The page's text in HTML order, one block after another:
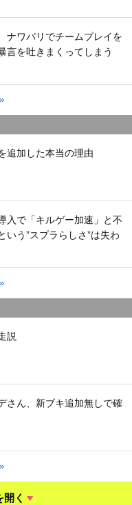
ナワバリでチームプレイを
言を吐きまくってしまう
追加した本当の理由
入で「キルゲー加速」と不
いう”スプラらしさ”は失わ
説
さん、新ブキ追加無しで確
開く